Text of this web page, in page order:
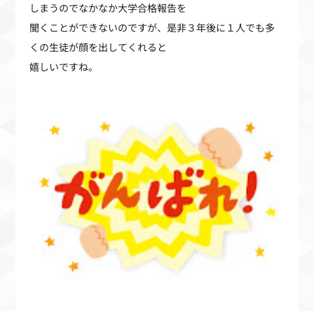
しまうのでなかなか大学合格報告を
聞くことができないのですが、是非３年後に１人でも多
くの生徒が顔を出してくれると
嬉しいですね。